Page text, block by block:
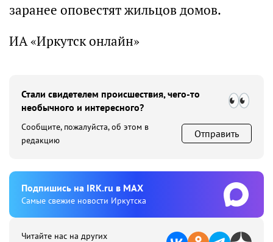
заранее оповестят жильцов домов.
ИА «Иркутск онлайн»
Стали свидетелем происшествия, чего-то
необычного и интересного?
Сообщите, пожалуйста, об этом в
редакцию
Отправить
Подпишиcь на IRK.ru в MAX
Cамые свежие новости Иркутска
Читайте нас на других